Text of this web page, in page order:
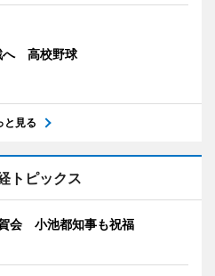
へ 高校野球
と見る
トピックス
会 小池都知事も祝福